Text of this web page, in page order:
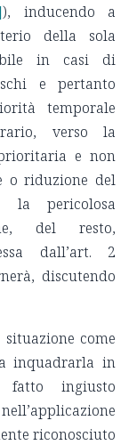
), inducendo a
della sola
in casi di
e pertanto
temporale
verso la
e non
o riduzione del
la pericolosa
del resto,
dall’art. 2
discutendo
come
inquadrarla in
ingiusto
riconosciuto